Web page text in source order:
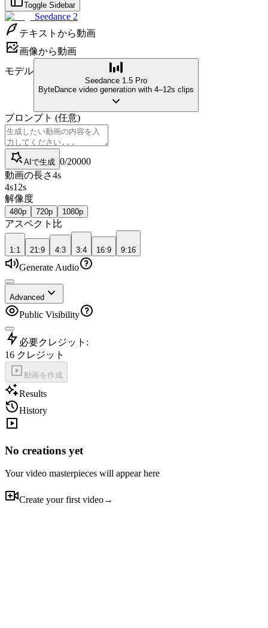
Toggle Sidebar
Seedance 2
テキストから動画
画像から動画
モデル
Seedance 1.5 Pro
ByteDance video generation with 4–12s clips
プロンプト (任意)
AIで生成 0/20000
動画の長さ4s
4s12s
解像度
480p 720p 1080p
アスペクト比
1:1 21:9 4:3 3:4 16:9 9:16
Generate Audio
Advanced
Public Visibility
必要クレジット:
16 クレジット
動画を作成
Results
History
No creations yet
Your video masterpieces will appear here
Create your first video→